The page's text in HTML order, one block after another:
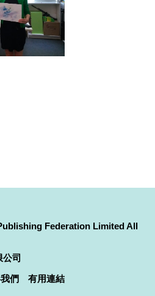
Federation Limited All
司
們 有用連結